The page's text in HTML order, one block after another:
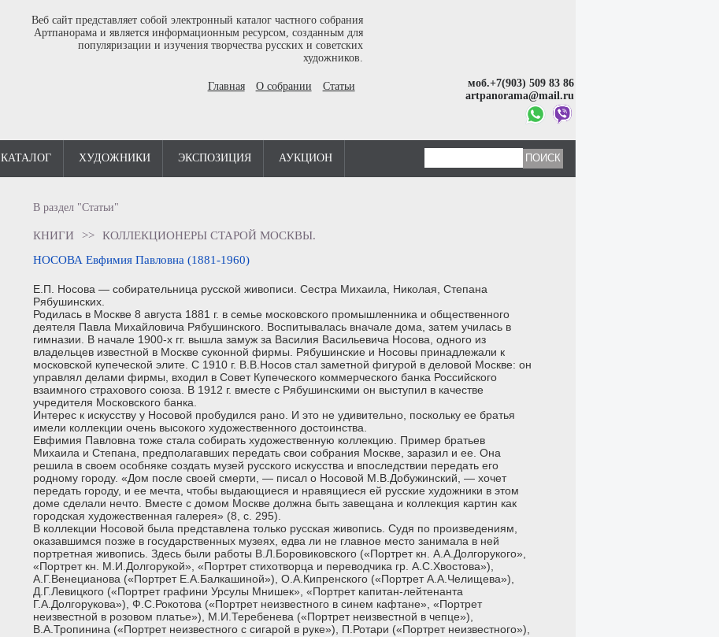
Веб сайт представляет собой электронный каталог частного собрания
Артпанорама и является информационным ресурсом, созданным для
популяризации и изучения творчества русских и советских
художников.
Главная О собрании Статьи
моб.+7(903) 509 83 86
artpanorama@mail.ru
КАТАЛОГ ХУДОЖНИКИ ЭКСПОЗИЦИЯ АУКЦИОН
В раздел "Статьи"
КНИГИ >> КОЛЛЕКЦИОНЕРЫ СТАРОЙ МОСКВЫ.
НОСОВА Евфимия Павловна (1881-1960)
Е.П. Носова — собирательница русской живописи. Сестра Михаила, Николая, Степана
Рябушинских.
Родилась в Москве 8 августа 1881 г. в семье московского промышленника и общественного
деятеля Павла Михайловича Рябушинского. Воспитывалась вначале дома, затем училась в
гимназии. В начале 1900-х гг. вышла замуж за Василия Васильевича Носова, одного из
владельцев известной в Москве суконной фирмы. Рябушинские и Носовы принадлежали к
московской купеческой элите. С 1910 г. В.В.Носов стал заметной фигурой в деловой Москве: он
управлял делами фирмы, входил в Совет Купеческого коммерческого банка Российского
взаимного страхового союза. В 1912 г. вместе с Рябушинскими он выступил в качестве
учредителя Московского банка.
Интерес к искусству у Носовой пробудился рано. И это не удивительно, поскольку ее братья
имели коллекции очень высокого художественного достоинства.
Евфимия Павловна тоже стала собирать художественную коллекцию. Пример братьев
Михаила и Степана, предполагавших передать свои собрания Москве, заразил и ее. Она
решила в своем особняке создать музей русского искусства и впоследствии передать его
родному городу. «Дом после своей смерти, — писал о Носовой М.В.Добужинский, — хочет
передать городу, и ее мечта, чтобы выдающиеся и нравящиеся ей русские художники в этом
доме сделали нечто. Вместе с домом Москве должна быть завещана и коллекция картин как
городская художественная галерея» (8, с. 295).
В коллекции Носовой была представлена только русская живопись. Судя по произведениям,
оказавшимся позже в государственных музеях, едва ли не главное место занимала в ней
портретная живопись. Здесь были работы В.Л.Боровиковского («Портрет кн. А.А.Долгорукого»,
«Портрет кн. М.И.Долгорукой», «Портрет стихотворца и переводчика гр. А.С.Хвостова»),
А.Г.Венецианова («Портрет Е.А.Балкашиной»), О.А.Кипренского («Портрет А.А.Челищева»),
Д.Г.Левицкого («Портрет графини Урсулы Мнишек», «Портрет капитан-лейтенанта
Г.А.Долгорукова»), Ф.С.Рокотова («Портрет неизвестного в синем кафтане», «Портрет
неизвестной в розовом платье»), М.И.Теребенева («Портрет неизвестной в чепце»),
В.А.Тропинина («Портрет неизвестного с сигарой в руке»), П.Ротари («Портрет неизвестного»),